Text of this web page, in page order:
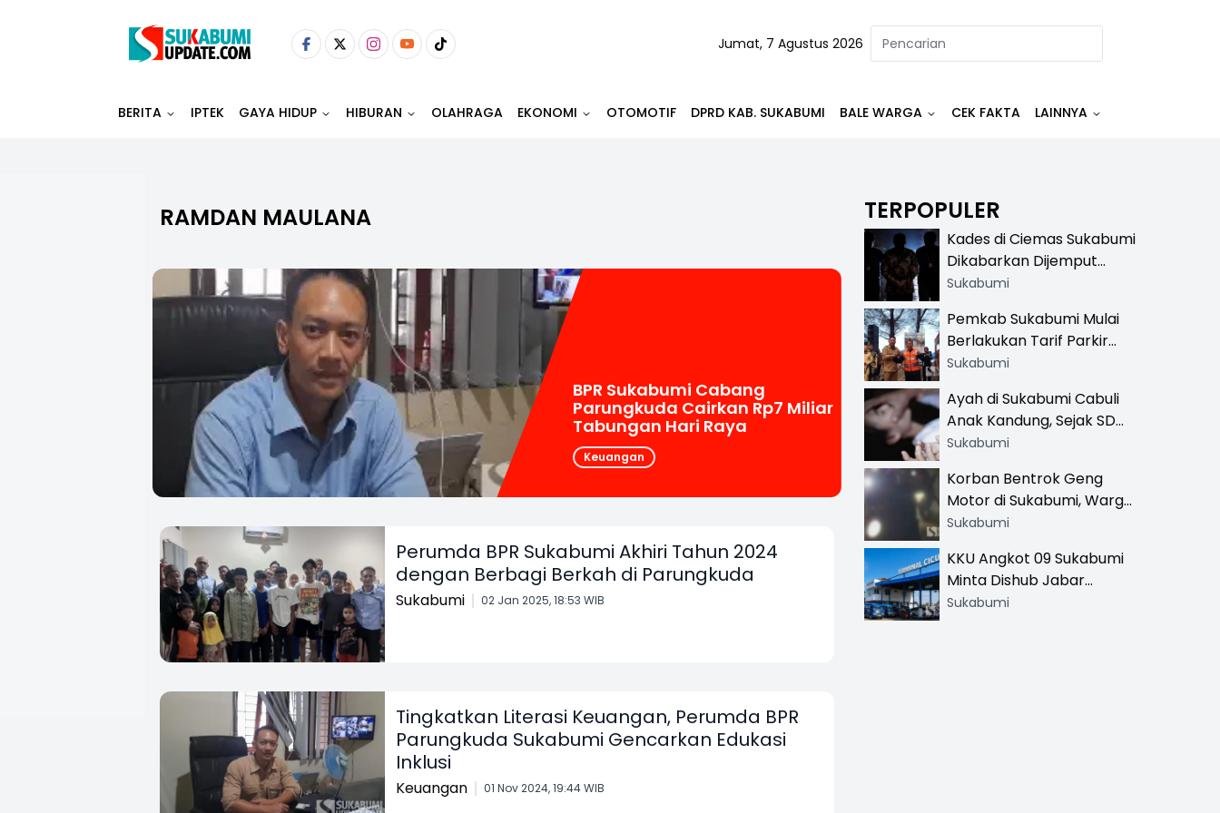
Jumat, 7 Agustus 2026
BERITA IPTEK GAYA HIDUP HIBURAN OLAHRAGA EKONOMI OTOMOTIF DPRD KAB. SUKABUMI BALE WARGA CEK FAKTA LAINNYA
RAMDAN MAULANA
BPR Sukabumi Cabang
Parungkuda Cairkan Rp7 Miliar
Tabungan Hari Raya
Keuangan
Perumda BPR Sukabumi Akhiri Tahun 2024
dengan Berbagi Berkah di Parungkuda
Sukabumi 02 Jan 2025, 18:53 WIB
Tingkatkan Literasi Keuangan, Perumda BPR
Parungkuda Sukabumi Gencarkan Edukasi
Inklusi
Keuangan 01 Nov 2024, 19:44 WIB
TERPOPULER
Kades di Ciemas Sukabumi
Dikabarkan Dijemput
Satnarkoba, Polisi
Sukabumi
Pemkab Sukabumi Mulai
Berlakukan Tarif Parkir
Resmi di 13 Lokasi Wisata,
Khusus
Sukabumi
Ayah di Sukabumi Cabuli
Anak Kandung, Sejak SD
Hingga SMA
Sukabumi
Korban Bentrok Geng
Motor di Sukabumi, Warga
dan Sopir Tangki
Sukabumi
KKU Angkot 09 Sukabumi
Minta Dishub Jabar
Tertibkan Trayek Ciawi-
Sukabumi